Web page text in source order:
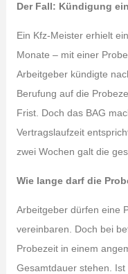
Der Fall: Kündigung
Ein Kfz-Meister erhielt
Monate – mit einer
Arbeitgeber kündigte
Berufung auf die
Frist. Doch das BAG
Vertragslaufzeit
zwei Wochen galt die
Wie lange darf die
Arbeitgeber dürfen eine
vereinbaren. Doch bei
Probezeit in einem
Gesamtdauer stehen.